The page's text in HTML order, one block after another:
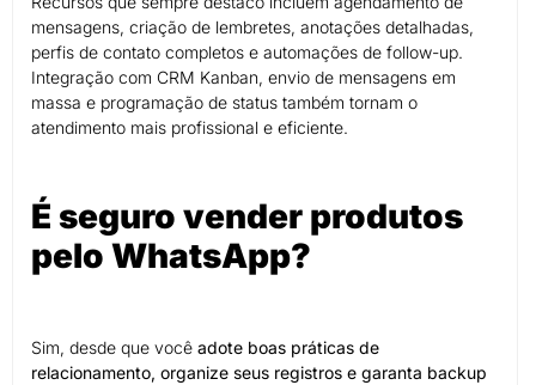
mensagens, criação de lembretes, anotações detalhadas,
perfis de contato completos e automações de follow-up.
Integração com CRM Kanban, envio de mensagens em
massa e programação de status também tornam o
atendimento mais profissional e eficiente.
É seguro vender produtos
pelo WhatsApp?
Sim, desde que você adote boas práticas de
relacionamento, organize seus registros e garanta backup